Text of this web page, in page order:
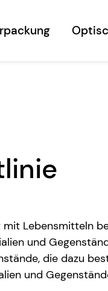
Lebensmitteln
und
die dazu
und